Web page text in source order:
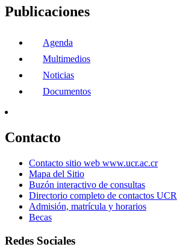
Publicaciones
Agenda
Multimedios
Noticias
Documentos
Contacto
Contacto sitio web www.ucr.ac.cr
Mapa del Sitio
Buzón interactivo de consultas
Directorio completo de contactos UCR
Admisión, matrícula y horarios
Becas
Redes Sociales